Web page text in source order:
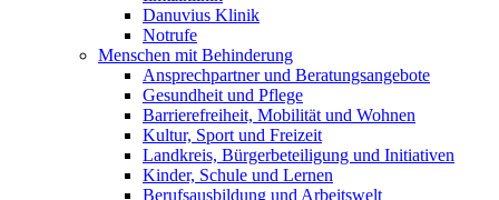
Danuvius Klinik
Notrufe
Menschen mit Behinderung
Ansprechpartner und Beratungsangebote
Gesundheit und Pflege
Barrierefreiheit, Mobilität und Wohnen
Kultur, Sport und Freizeit
Landkreis, Bürgerbeteiligung und Initiativen
Kinder, Schule und Lernen
Berufsausbildung und Arbeitswelt